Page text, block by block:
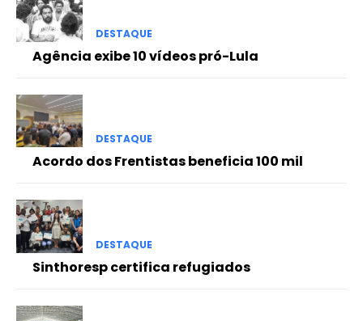
DESTAQUE
Agência exibe 10 vídeos pró-Lula
DESTAQUE
Acordo dos Frentistas beneficia 100 mil
DESTAQUE
Sinthoresp certifica refugiados